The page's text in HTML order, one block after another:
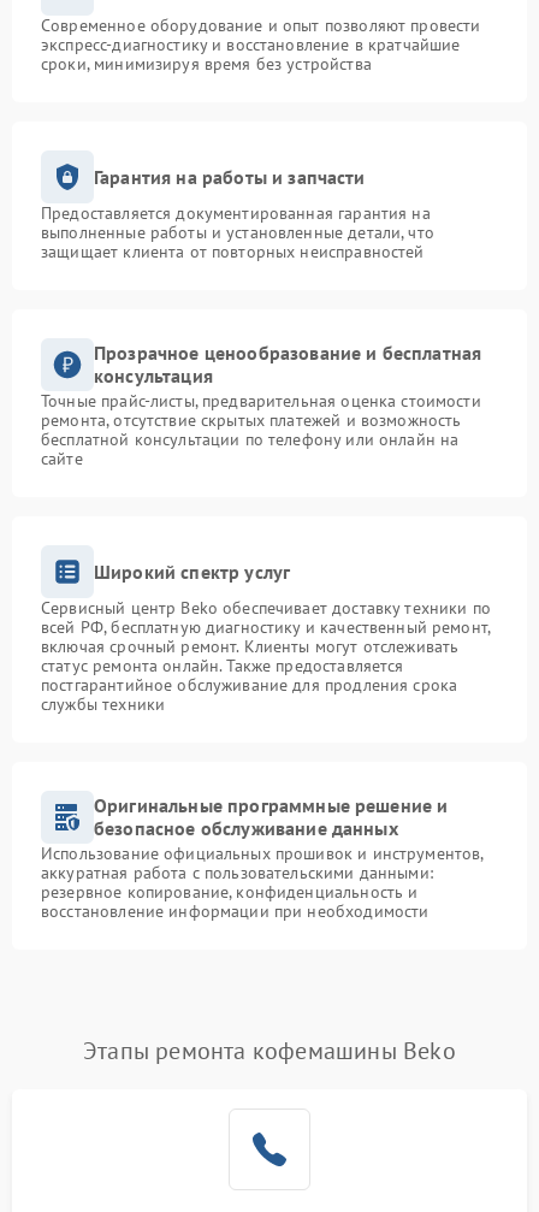
Современное оборудование и опыт позволяют провести
экспресс-диагностику и восстановление в кратчайшие
сроки, минимизируя время без устройства
Гарантия на работы и запчасти
Предоставляется документированная гарантия на
выполненные работы и установленные детали, что
защищает клиента от повторных неисправностей
Прозрачное ценообразование и бесплатная
консультация
Точные прайс-листы, предварительная оценка стоимости
ремонта, отсутствие скрытых платежей и возможность
бесплатной консультации по телефону или онлайн на
сайте
Широкий спектр услуг
Сервисный центр Beko обеспечивает доставку техники по
всей РФ, бесплатную диагностику и качественный ремонт,
включая срочный ремонт. Клиенты могут отслеживать
статус ремонта онлайн. Также предоставляется
постгарантийное обслуживание для продления срока
службы техники
Оригинальные программные решение и
безопасное обслуживание данных
Использование официальных прошивок и инструментов,
аккуратная работа с пользовательскими данными:
резервное копирование, конфиденциальность и
восстановление информации при необходимости
Этапы ремонта кофемашины Beko